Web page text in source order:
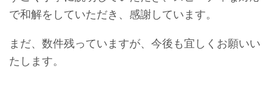
で和解をしていただき、感謝しています。
まだ、数件残っていますが、今後も宜しくお願いい
たします。